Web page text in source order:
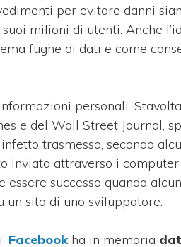
per evitare danni
milioni di utenti. Anche
fughe di dati e come
personali.
e del Wall Street Journal,
trasmesso, secondo
inviato attraverso i
successo quando
sito di uno sviluppatore.
Facebook ha in memoria